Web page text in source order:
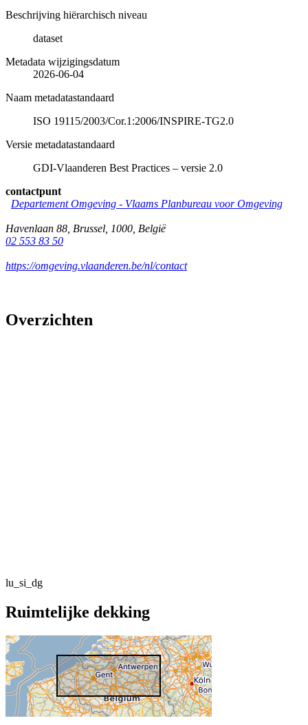
Beschrijving hiërarchisch niveau
dataset
Metadata wijzigingsdatum
2026-06-04
Naam metadatastandaard
ISO 19115/2003/Cor.1:2006/INSPIRE-TG2.0
Versie metadatastandaard
GDI-Vlaanderen Best Practices – versie 2.0
contactpunt
Departement Omgeving - Vlaams Planbureau voor Omgeving
Havenlaan 88 Brussel 1000 België
02 553 83 50
https://omgeving.vlaanderen.be/nl/contact
Overzichten
lu_si_dg
Ruimtelijke dekking